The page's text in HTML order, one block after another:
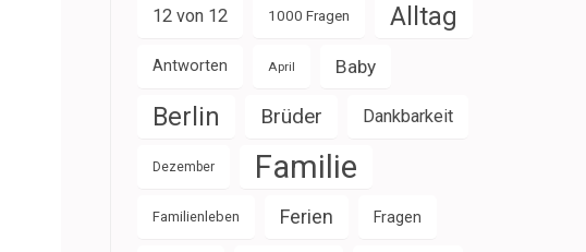
12 von 12 1000 Fragen Alltag
Antworten April Baby
Berlin Brüder Dankbarkeit
Dezember Familie
Familienleben Ferien Fragen